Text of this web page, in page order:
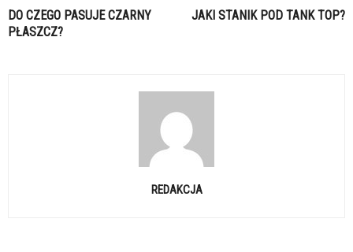
DO CZEGO PASUJE CZARNY
PŁASZCZ?
JAKI STANIK POD TANK TOP?
REDAKCJA